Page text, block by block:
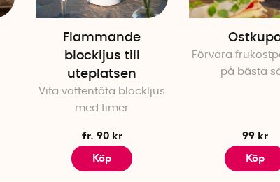
Flammande
blockljus till
uteplatsen
Vita vattentäta blockljus
med timer
fr. 90 kr
Köp
Förvara
på bästa
99 kr
Köp